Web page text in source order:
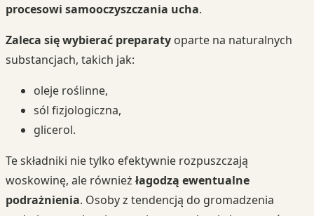
procesowi samooczyszczania ucha.
Zaleca się wybierać preparaty oparte na naturalnych
substancjach, takich jak:
oleje roślinne,
sól fizjologiczna,
glicerol.
Te składniki nie tylko efektywnie rozpuszczają
woskowinę, ale również łagodzą ewentualne
podrażnienia. Osoby z tendencją do gromadzenia